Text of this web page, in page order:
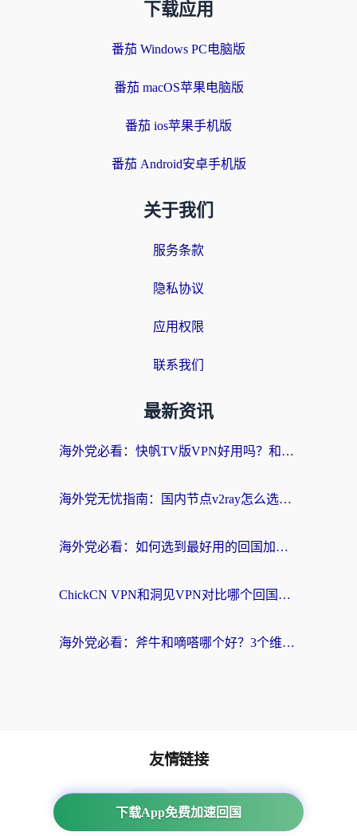
下载应用
番茄 Windows PC电脑版
番茄 macOS苹果电脑版
番茄 ios苹果手机版
番茄 Android安卓手机版
关于我们
服务条款
隐私协议
应用权限
联系我们
最新资讯
海外党必看：快帆TV版VPN好用吗？和快游VPN对比哪个回国效果更好？附实用避坑指南
海外党无忧指南：国内节点v2ray怎么选？一键回国VPN+多场景实测帮你避坑
海外党必看：如何选到最好用的回国加速器？从节点到售后的全维度指南
ChickCN VPN和洞见VPN对比哪个回国效果更好？海外党亲测3款加速器+避坑指南
海外党必看：斧牛和嘀嗒哪个好？3个维度教你选对回国加速器
下载App免费加速回国
友情链接
番茄加速器